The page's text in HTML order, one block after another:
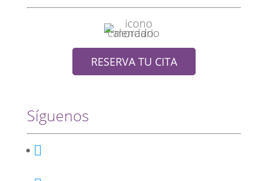
RESERVA TU CITA
Síguenos